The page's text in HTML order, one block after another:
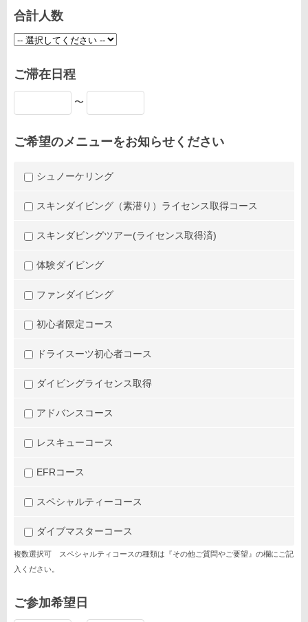
合計人数
ご滞在日程
〜
ご希望のメニューをお知らせください
シュノーケリング
スキンダイビング（素潜り）ライセンス取得コース
スキンダビングツアー(ライセンス取得済)
体験ダイビング
ファンダイビング
初心者限定コース
ドライスーツ初心者コース
ダイビングライセンス取得
アドバンスコース
レスキューコース
EFRコース
スペシャルティーコース
ダイブマスターコース
複数選択可 スペシャルティコースの種類は『その他ご質問やご要望』の欄にご記
入ください。
ご参加希望日